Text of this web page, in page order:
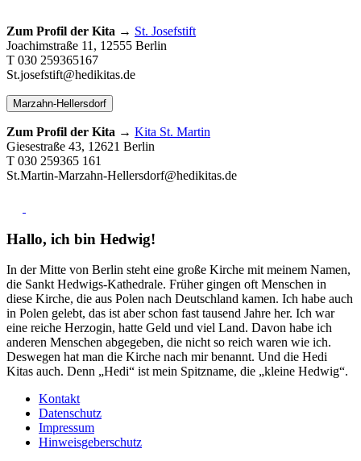
Zum Profil der Kita → St. Josefstift
Joachimstraße 11, 12555 Berlin
T 030 259365167
St.josefstift@hedikitas.de
Marzahn-Hellersdorf
Zum Profil der Kita → Kita St. Martin
Giesestraße 43, 12621 Berlin
T 030 259365 161
St.Martin-Marzahn-Hellersdorf@hedikitas.de
Hallo, ich bin Hedwig!
In der Mitte von Berlin steht eine große Kirche mit meinem Namen,
die Sankt Hedwigs-Kathedrale. Früher gingen oft Menschen in
diese Kirche, die aus Polen nach Deutschland kamen. Ich habe auch
in Polen gelebt, das ist aber schon fast tausend Jahre her. Ich war
eine reiche Herzogin, hatte Geld und viel Land. Davon habe ich
anderen Menschen abgegeben, die nicht so reich waren wie ich.
Deswegen hat man die Kirche nach mir benannt. Und die Hedi
Kitas auch. Denn „Hedi“ ist mein Spitzname, die „kleine Hedwig“.
Kontakt
Datenschutz
Impressum
Hinweisgeberschutz